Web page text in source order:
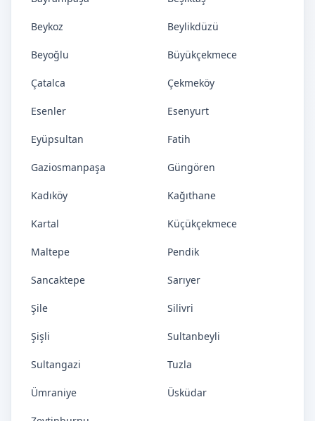
Beykoz Beylikdüzü
Beyoğlu Büyükçekmece
Çatalca Çekmeköy
Esenler Esenyurt
Eyüpsultan Fatih
Gaziosmanpaşa Güngören
Kadıköy Kağıthane
Kartal Küçükçekmece
Maltepe Pendik
Sancaktepe Sarıyer
Şile Silivri
Şişli Sultanbeyli
Sultangazi Tuzla
Ümraniye Üsküdar